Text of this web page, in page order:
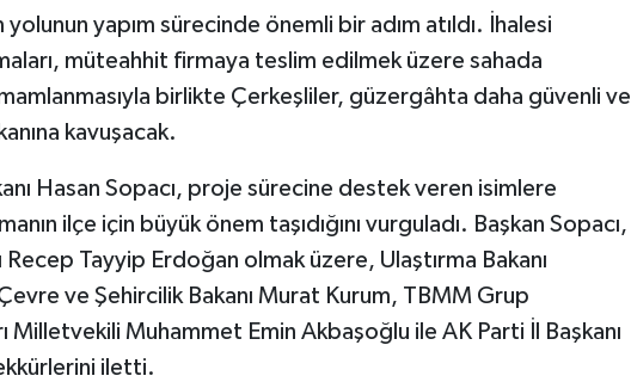
yolunun yapım sürecinde önemli bir adım atıldı. İhalesi
müteahhit firmaya teslim edilmek üzere sahada
birlikte Çerkeşliler, güzergâhta daha güvenli ve
kavuşacak.
Hasan Sopacı, proje sürecine destek veren isimlere
ilçe için büyük önem taşıdığını vurguladı. Başkan Sopacı,
Recep Tayyip Erdoğan olmak üzere, Ulaştırma Bakanı
ve Şehircilik Bakanı Murat Kurum, TBMM Grup
Milletvekili Muhammet Emin Akbaşoğlu ile AK Parti İl Başkanı
iletti.